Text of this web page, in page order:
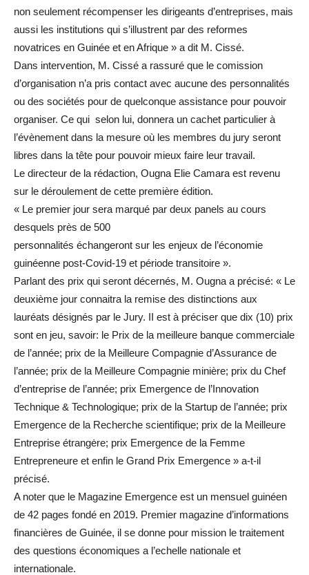
non seulement récompenser les dirigeants d’entreprises, mais
aussi les institutions qui s’illustrent par des reformes
novatrices en Guinée et en Afrique » a dit M. Cissé.
Dans intervention, M. Cissé a rassuré que le comission
d’organisation n’a pris contact avec aucune des personnalités
ou des sociétés pour de quelconque assistance pour pouvoir
organiser. Ce qui selon lui, donnera un cachet particulier à
l’évènement dans la mesure où les membres du jury seront
libres dans la tête pour pouvoir mieux faire leur travail.
Le directeur de la rédaction, Ougna Elie Camara est revenu
sur le déroulement de cette première édition.
« Le premier jour sera marqué par deux panels au cours
desquels près de 500
personnalités échangeront sur les enjeux de l’économie
guinéenne post-Covid-19 et période transitoire ».
Parlant des prix qui seront décernés, M. Ougna a précisé: « Le
deuxième jour connaitra la remise des distinctions aux
lauréats désignés par le Jury. II est à préciser que dix (10) prix
sont en jeu, savoir: le Prix de la meilleure banque commerciale
de l’année; prix de la Meilleure Compagnie d’Assurance de
l’année; prix de la Meilleure Compagnie minière; prix du Chef
d’entreprise de l’année; prix Emergence de l’Innovation
Technique & Technologique; prix de la Startup de l’année; prix
Emergence de la Recherche scientifique; prix de la Meilleure
Entreprise étrangėre; prix Emergence de la Femme
Entrepreneure et enfin le Grand Prix Emergence » a-t-il
précisé.
A noter que le Magazine Emergence est un mensuel guinéen
de 42 pages fondé en 2019. Premier magazine d’informations
financières de Guinée, il se donne pour mission le traitement
des questions économiques a l’echelle nationale et
internationale.